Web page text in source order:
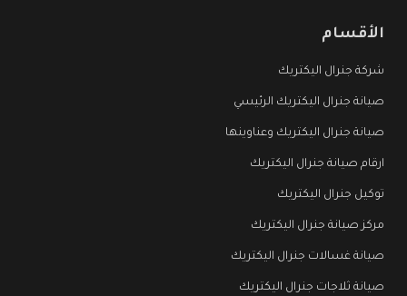
الأقسام
شركة جنرال اليكتريك
صيانة جنرال اليكتريك الرئيسي
صيانة جنرال اليكتريك وعناوينها
ارقام صيانة جنرال اليكتريك
توكيل جنرال اليكتريك
مركز صيانة جنرال اليكتريك
صيانة غسالات جنرال اليكتريك
صيانة ثلاجات جنرال اليكتريك